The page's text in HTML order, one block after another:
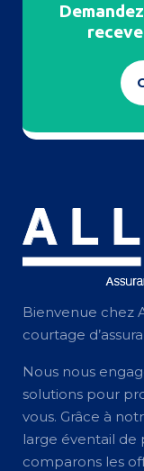
Bienvenue chez
courtage
Nous nous
solutions pour
vous. Grâce à
large éventail de
comparons les